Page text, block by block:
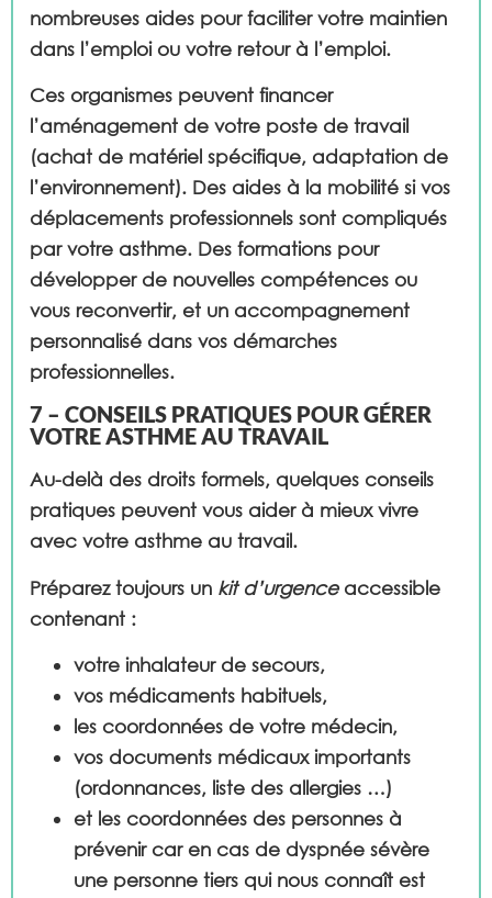
nombreuses aides pour faciliter votre maintien
dans l’emploi ou votre retour à l’emploi.
Ces organismes peuvent financer
l’aménagement de votre poste de travail
(achat de matériel spécifique, adaptation de
l’environnement). Des aides à la mobilité si vos
déplacements professionnels sont compliqués
par votre asthme. Des formations pour
développer de nouvelles compétences ou
vous reconvertir, et un accompagnement
personnalisé dans vos démarches
professionnelles.
7 – CONSEILS PRATIQUES POUR GÉRER
VOTRE ASTHME AU TRAVAIL
Au-delà des droits formels, quelques conseils
pratiques peuvent vous aider à mieux vivre
avec votre asthme au travail.
Préparez toujours un kit d’urgenceaccessible
contenant :
votre inhalateur de secours,
vos médicaments habituels,
les coordonnées de votre médecin,
vos documents médicaux importants
(ordonnances, liste des allergies …)
et les coordonnées des personnes à
prévenir car en cas de dyspnée sévère
une personne tiers qui nous connaît est